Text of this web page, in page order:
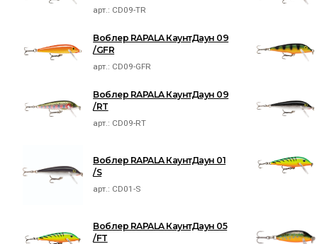
арт.: CD09-TR
Воблер RAPALA КаунтДаун 09
/GFR
арт.: CD09-GFR
Воблер RAPALA КаунтДаун 09
/RT
арт.: CD09-RT
Воблер RAPALA КаунтДаун 01
/S
арт.: CD01-S
Воблер RAPALA КаунтДаун 05
/FT